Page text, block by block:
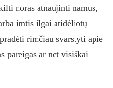
noras atnaujinti namus,
imtis ilgai atidėliotų
rimčiau svarstyti apie
pareigas ar net visiškai